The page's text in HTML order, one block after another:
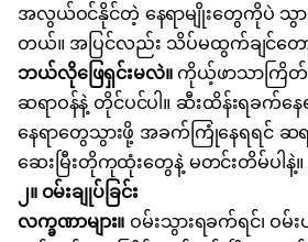
အလွယ်ဝင်နိုင်တဲ့ နေရာမျိုးတွေကိုပဲ သွ
တယ်။ အပြင်လည်း သိပ်မထွက်ချင်တော့
ဘယ်လိုဖြေရှင်းမလဲ။ကိုယ့်ဖာသာကြိတ်
ဆရာဝန်နဲ့ တိုင်ပင်ပါ။ ဆီးထိန်းရခက်န
နေရာတွေသွားဖို့ အခက်ကြုံနေရရင် ဆရ
ဆေးမြီးတိုကုထုံးတွေနဲ့ မတင်းတိမ်ပါနဲ့။
၂။ ဝမ်းချုပ်ခြင်း
လက္ခဏာများ။ ဝမ်းသွားရခက်ရင်၊ ဝမ်း